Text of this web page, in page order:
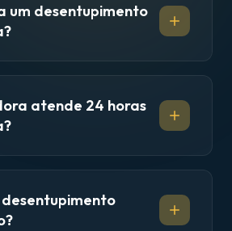
um desentupimento
atende 24 horas